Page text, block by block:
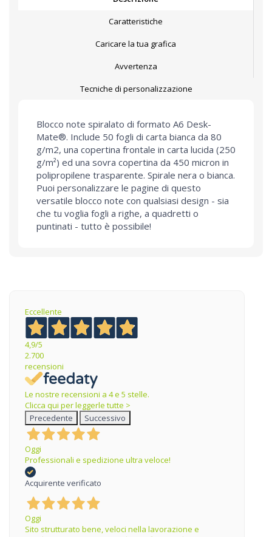
Caratteristiche
Caricare la tua grafica
Avvertenza
Tecniche di personalizzazione
Blocco note spiralato di formato A6 Desk-
Mate®. Include 50 fogli di carta bianca da 80
g/m2, una copertina frontale in carta lucida (250
g/m²) ed una sovra copertina da 450 micron in
polipropilene trasparente. Spirale nera o bianca.
Puoi personalizzare le pagine di questo
versatile blocco note con qualsiasi design - sia
che tu voglia fogli a righe, a quadretti o
puntinati - tutto è possibile!
Eccellente
4,9/5
2.700
recensioni
Le nostre recensioni a 4 e 5 stelle.
Clicca qui per leggerle tutte >
Precedente
Successivo
Oggi
Professionali e spedizione ultra veloce!
Acquirente verificato
Oggi
Sito strutturato bene, veloci nella lavorazione e